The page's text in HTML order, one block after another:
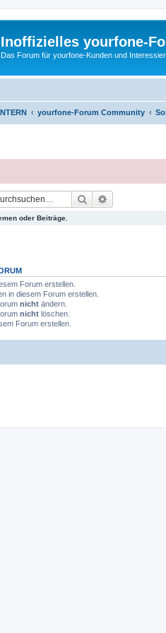
Inoffizielles yourfone-
Das Forum für yourfone-Kunden und
yourfone-Forum Community
Suche
oder Beiträge.
Forum erstellen.
in diesem Forum erstellen.
nicht ändern.
nicht löschen.
Forum erstellen.